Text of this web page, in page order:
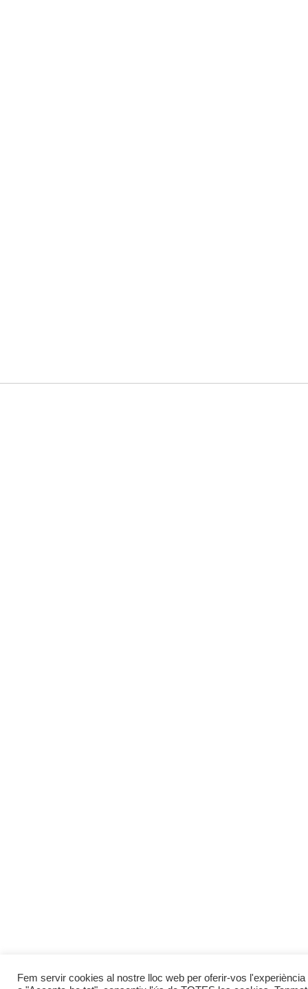
Fem servir cookies al nostre lloc web per oferir-vos